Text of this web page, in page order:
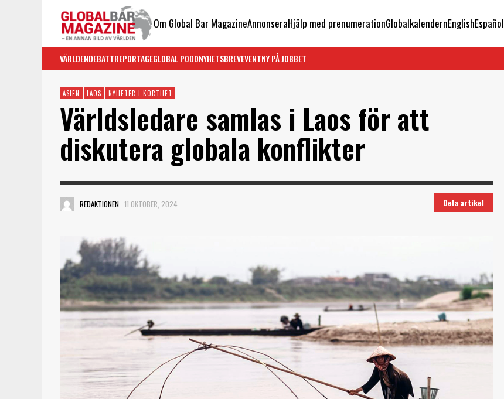
Om Global Bar MagazineAnnonseraHjälp med prenumerationGlobalkalendernEnglishEspañol
VÄRLDENDEBATTREPORTAGEGLOBAL PODDNYHETSBREVEVENTNY PÅ JOBBET
ASIEN LAOS NYHETER I KORTHET
Världsledare samlas i Laos för att
diskutera globala konflikter
REDAKTIONEN 11 OKTOBER, 2024 Dela artikel